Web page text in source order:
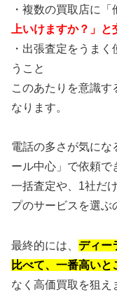
・複数の買取店に「
上いけますか？」と
・出張査定をうま
うこと
このあたりを意識す
なります。
電話の多さが気にな
ール中心」で依頼で
一括査定や、1社だ
プのサービスを選ぶ
最終的には、 ディー
比べて、一番高いと
なく高価買取を狙え